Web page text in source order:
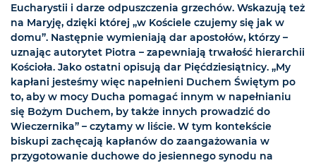
Eucharystii i darze odpuszczenia grzechów. Wskazują też
na Maryję, dzięki której „w Kościele czujemy się jak w
domu”. Następnie wymieniają dar apostołów, którzy –
uznając autorytet Piotra – zapewniają trwałość hierarchii
Kościoła. Jako ostatni opisują dar Pięćdziesiątnicy. „My
kapłani jesteśmy więc napełnieni Duchem Świętym po
to, aby w mocy Ducha pomagać innym w napełnianiu
się Bożym Duchem, by także innych prowadzić do
Wieczernika” – czytamy w liście. W tym kontekście
biskupi zachęcają kapłanów do zaangażowania w
przygotowanie duchowe do jesiennego synodu na